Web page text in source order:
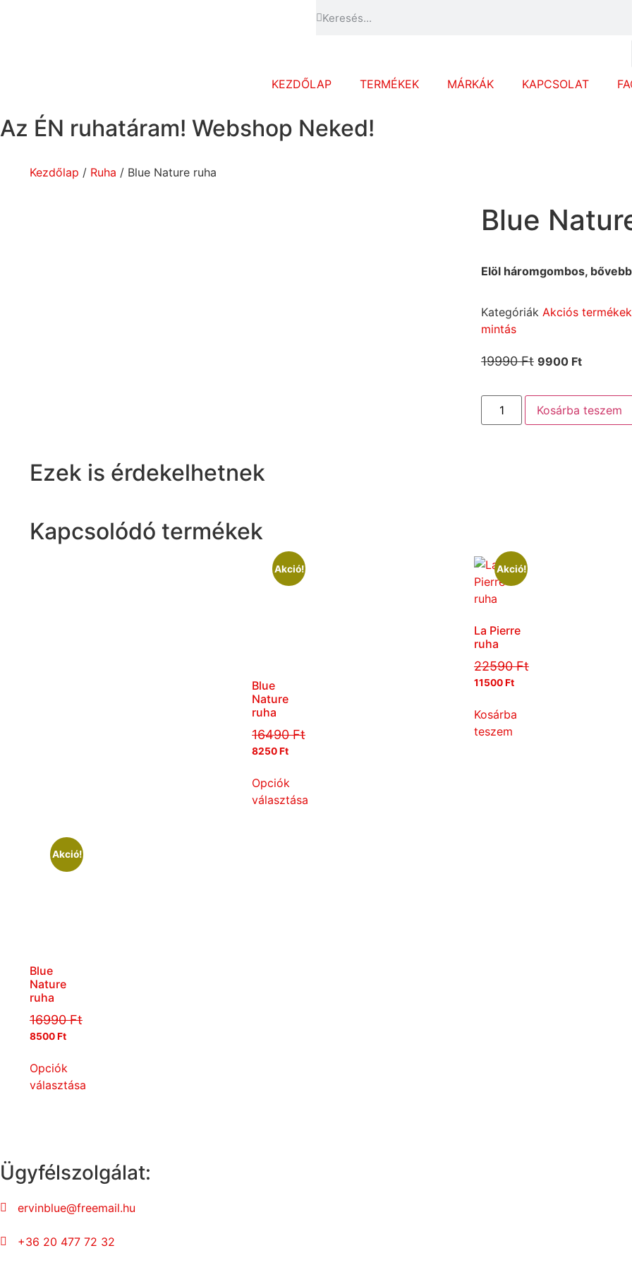
KEZDŐLAP TERMÉKEK MÁRKÁK KAPCSOLAT
Az ÉN ruhatáram! Webshop Neked!
Kezdőlap / Ruha / Blue Nature ruha
Blue
Elöl háromgombos,
Kategóriák Akciós termékek
mintás
19990Ft 9900 Ft
Kosárba teszem
Ezek is érdekelhetnek
Kapcsolódó termékek
Akció!
Blue
Nature
ruha
16490Ft
8250Ft
Opciók
választása
Akció!
La Pierre
ruha
22590Ft
11500Ft
Kosárba
teszem
Akció!
Blue
Nature
ruha
16990Ft
8500Ft
Opciók
választása
Ügyfélszolgálat:
ervinblue@freemail.hu
+36 20 477 72 32